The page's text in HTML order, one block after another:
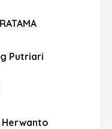
Putriari
Herwanto